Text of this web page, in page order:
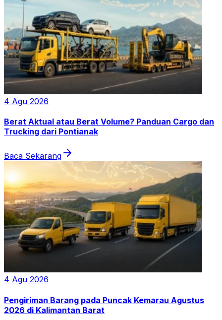
4 Agu 2026
Berat Aktual atau Berat Volume? Panduan Cargo dan
Trucking dari Pontianak
Baca Sekarang
4 Agu 2026
Pengiriman Barang pada Puncak Kemarau Agustus
2026 di Kalimantan Barat